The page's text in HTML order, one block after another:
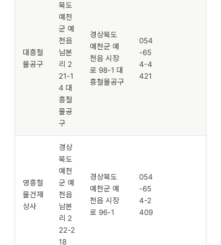
대흥철
물공구
북도
예천
군 예
천읍
남본
리 2
21-1
4 대
흥철
물공
구
경상북도
예천군 예
천읍 시장
로 98-1 대
흥철물공구
054
-65
4-4
421
영흥철
물건재
상사
경상
북도
예천
군 예
천읍
남본
리 2
22-2
18
경상북도
예천군 예
천읍 시장
로 96-1
054
-65
4-2
409